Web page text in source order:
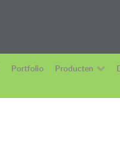
Portfolio Producten